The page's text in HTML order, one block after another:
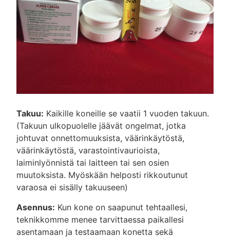
Takuu: Kaikille koneille se vaatii 1 vuoden takuun.
(Takuun ulkopuolelle jäävät ongelmat, jotka
johtuvat onnettomuuksista, väärinkäytöstä,
väärinkäytöstä, varastointivaurioista,
laiminlyönnistä tai laitteen tai sen osien
muutoksista. Myöskään helposti rikkoutunut
varaosa ei sisälly takuuseen)
Asennus: Kun kone on saapunut tehtaallesi,
teknikkomme menee tarvittaessa paikallesi
asentamaan ja testaamaan konetta sekä